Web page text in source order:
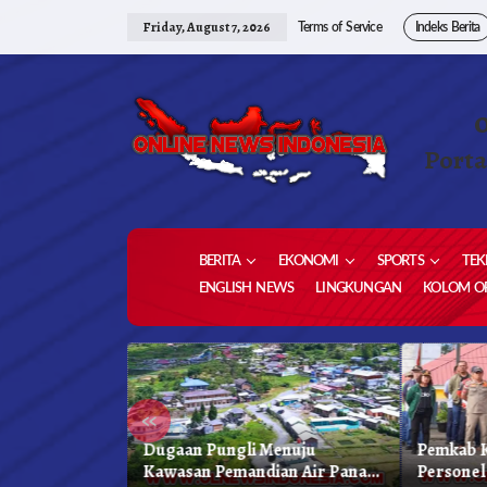
Friday, August 7, 2026 Terms of Service Indeks Berita
BERITA EKONOMI SPORTS
ENGLISH NEWS
LINGKUNGAN KOLOM
«
Dugaan Pungli Menuju
Kawasan Pemandian Air Panas
Pemkab